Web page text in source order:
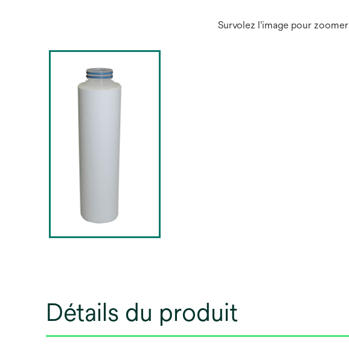
Survolez l'image pour zoomer
Détails du produit